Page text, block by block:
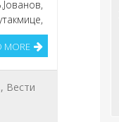
MORE
, Вести